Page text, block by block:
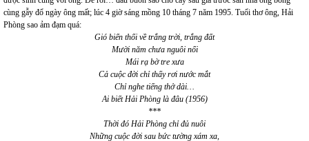
cùng gẫy đổ ngày ông mất; lúc 4 giờ sáng mồng 10 tháng 7 năm 1995. Tuổi thơ ông, Hải
Phòng sao ảm đạm quá:
Gió biển thổi về trắng trời, trắng đất
Mười năm chưa nguôi nổi
Mái rạ bờ tre xưa
Cả cuộc đời chỉ thấy rơi nước mắt
Chỉ nghe tiếng thở dài…
Ai biết Hải Phòng là đâu (1956)
***
Thời đó Hải Phòng chỉ đủ nuôi
Những cuộc đời sau bức tường xám xa,